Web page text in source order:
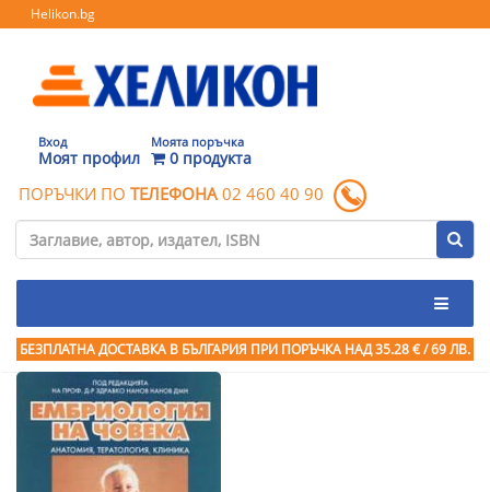
Helikon.bg
Вход
Моят профил
Моята поръчка
0 продукта
ПОРЪЧКИ ПО ТЕЛЕФОНА 02 460 40 90
БЕЗПЛАТНА ДОСТАВКА В БЪЛГАРИЯ ПРИ ПОРЪЧКА НАД 35.28 € / 69 ЛВ.